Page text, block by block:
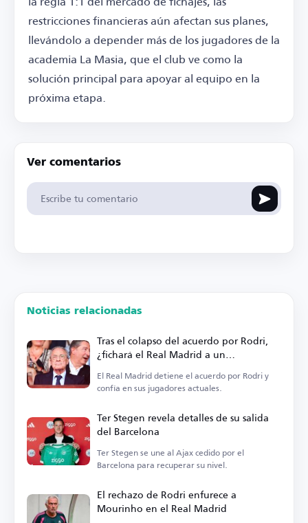
restricciones financieras aún afectan sus planes,
llevándolo a depender más de los jugadores de la
academia La Masia, que el club ve como la
solución principal para apoyar al equipo en la
próxima etapa.
Ver comentarios
Noticias relacionadas
Tras el colapso del acuerdo por Rodri,
¿fichará el Real Madrid a un
centrocampista?
El Real Madrid detiene el acuerdo por Rodri y
confía en sus jugadores actuales.
Ter Stegen revela detalles de su salida
del Barcelona
Ter Stegen se une al Ajax cedido por el
Barcelona para recuperar su nivel.
El rechazo de Rodri enfurece a
Mourinho en el Real Madrid